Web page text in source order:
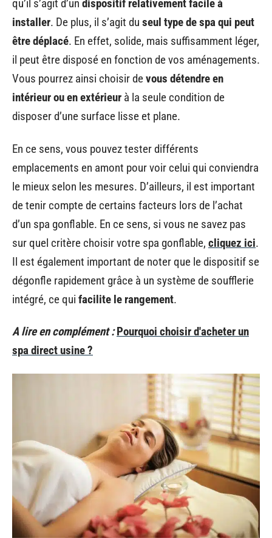
qu’il s’agit d’un dispositif relativement facile à
installer. De plus, il s’agit du seul type de spa qui peut
être déplacé. En effet, solide, mais suffisamment léger,
il peut être disposé en fonction de vos aménagements.
Vous pourrez ainsi choisir devous détendre en
intérieur ou en extérieur à la seule condition de
disposer d’une surface lisse et plane.
En ce sens, vous pouvez tester différents
emplacements en amont pour voir celui qui conviendra
le mieux selon les mesures. D’ailleurs, il est important
de tenir compte de certains facteurs lors de l’achat
d’un spa gonflable. En ce sens, si vous ne savez pas
sur quel critère choisir votre spa gonflable, cliquez ici.
Il est également important de noter que le dispositif se
dégonfle rapidement grâce à un système de soufflerie
intégré, ce qui facilite le rangement.
A lire en complément : Pourquoi choisir d'acheter un
spa direct usine ?